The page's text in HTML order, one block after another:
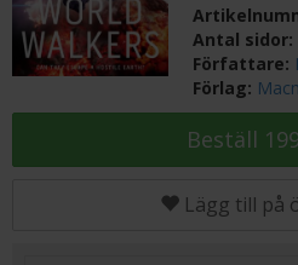
Antal sidor:
Författare:
Förlag:
Beställ
Lägg till på